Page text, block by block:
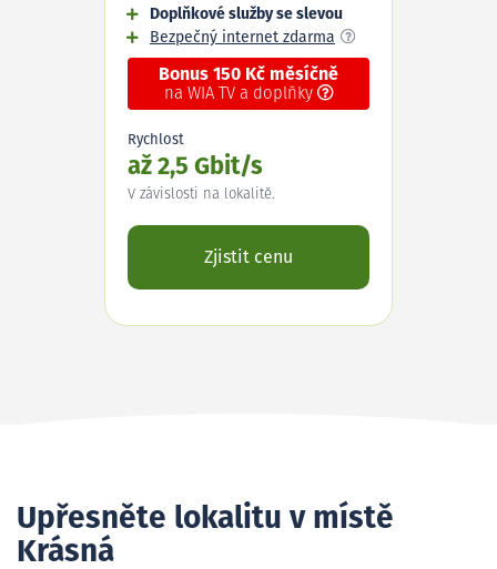
Doplňkové služby se slevou
Bezpečný internet zdarma
Bonus 150 Kč měsíčně
na WIA TV a doplňky
Rychlost
až 2,5 Gbit/s
V závislosti na lokalitě.
Zjistit cenu
Upřesněte lokalitu v místě
Krásná